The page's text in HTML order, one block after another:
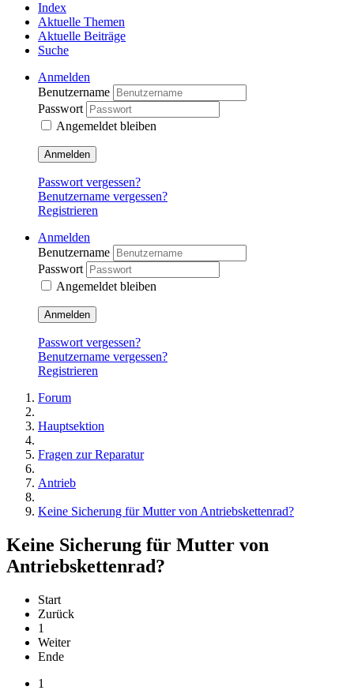
Index
Aktuelle Themen
Aktuelle Beiträge
Suche
Anmelden
Benutzername
Passwort
Angemeldet bleiben
Anmelden
Passwort vergessen?
Benutzername vergessen?
Registrieren
Anmelden
Benutzername
Passwort
Angemeldet bleiben
Anmelden
Passwort vergessen?
Benutzername vergessen?
Registrieren
Forum
Hauptsektion
Fragen zur Reparatur
Antrieb
Keine Sicherung für Mutter von Antriebskettenrad?
Keine Sicherung für Mutter von
Antriebskettenrad?
Start
Zurück
1
Weiter
Ende
1